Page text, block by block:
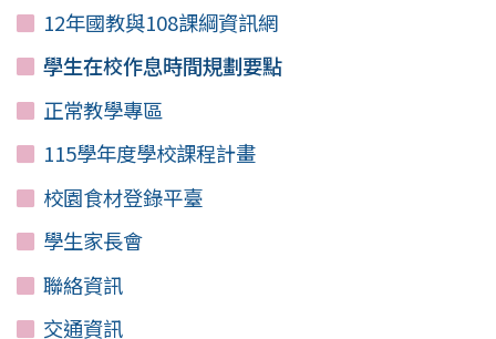
12年國教與108課綱資訊網
學生在校作息時間規劃要點
正常教學專區
115學年度學校課程計畫
校園食材登錄平臺
學生家長會
聯絡資訊
交通資訊